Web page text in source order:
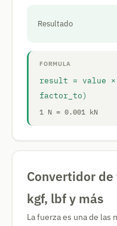
Resultado
FORMULA
result = value
factor_to)
1 N = 0.001 kN
Convertidor
kgf, lbf y más
La fuerza es una de las